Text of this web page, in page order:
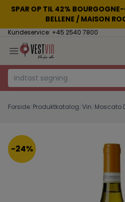
SPAR OP TIL 42%
BELLENE / MAISON
Kundeservice: +45 2540 7800
Forside Produktkatalog Vin Moscato
-24%